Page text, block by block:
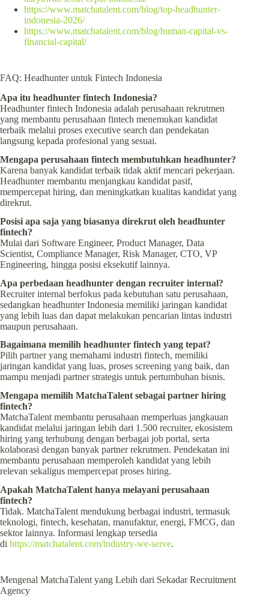
https://www.matchatalent.com/blog/top-headhunter-
indonesia-2026/
https://www.matchatalent.com/blog/human-capital-vs-
financial-capital/
FAQ: Headhunter untuk Fintech Indonesia
Apa itu headhunter fintech Indonesia?
Headhunter fintech Indonesia adalah perusahaan rekrutmen
yang membantu perusahaan fintech menemukan kandidat
terbaik melalui proses executive search dan pendekatan
langsung kepada profesional yang sesuai.
Mengapa perusahaan fintech membutuhkan headhunter?
Karena banyak kandidat terbaik tidak aktif mencari pekerjaan.
Headhunter membantu menjangkau kandidat pasif,
mempercepat hiring, dan meningkatkan kualitas kandidat yang
direkrut.
Posisi apa saja yang biasanya direkrut oleh headhunter
fintech?
Mulai dari Software Engineer, Product Manager, Data
Scientist, Compliance Manager, Risk Manager, CTO, VP
Engineering, hingga posisi eksekutif lainnya.
Apa perbedaan headhunter dengan recruiter internal?
Recruiter internal berfokus pada kebutuhan satu perusahaan,
sedangkan headhunter Indonesia memiliki jaringan kandidat
yang lebih luas dan dapat melakukan pencarian lintas industri
maupun perusahaan.
Bagaimana memilih headhunter fintech yang tepat?
Pilih partner yang memahami industri fintech, memiliki
jaringan kandidat yang luas, proses screening yang baik, dan
mampu menjadi partner strategis untuk pertumbuhan bisnis.
Mengapa memilih MatchaTalent sebagai partner hiring
fintech?
MatchaTalent membantu perusahaan memperluas jangkauan
kandidat melalui jaringan lebih dari 1.500 recruiter, ekosistem
hiring yang terhubung dengan berbagai job portal, serta
kolaborasi dengan banyak partner rekrutmen. Pendekatan ini
membantu perusahaan memperoleh kandidat yang lebih
relevan sekaligus mempercepat proses hiring.
Apakah MatchaTalent hanya melayani perusahaan
fintech?
Tidak. MatchaTalent mendukung berbagai industri, termasuk
teknologi, fintech, kesehatan, manufaktur, energi, FMCG, dan
sektor lainnya. Informasi lengkap tersedia
di https://matchatalent.com/industry-we-serve.
Mengenal MatchaTalent yang Lebih dari Sekadar Recruitment
Agency